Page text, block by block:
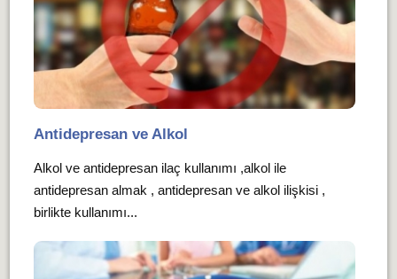
Antidepresan ve Alkol
Alkol ve antidepresan ilaç kullanımı ,alkol ile
antidepresan almak , antidepresan ve alkol ilişkisi ,
birlikte kullanımı...